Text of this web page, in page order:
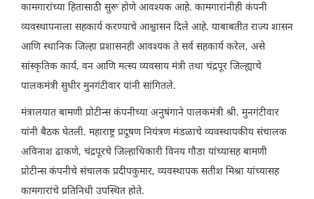
कामगारांच्या हितासाठी सुरू होणे आवश्यक आहे. कामगारांनीही कंपनी
व्यवस्थापनाला सहकार्य करण्याचे आश्वासन दिले आहे. याबाबतीत राज्य शासन
आणि स्थानिक जिल्हा प्रशासनही आवश्यक ते सर्व सहकार्य करेल, असे
सांस्कृतिक कार्य, वन आणि मत्स्य व्यवसाय मंत्री तथा चंद्रपूर जिल्ह्याचे
पालकमंत्री सुधीर मुनगंटीवार यांनी सांगितले.
मंत्रालयात बामणी प्रोटीन्स कंपनीच्या अनुषंगाने पालकमंत्री श्री. मुनगंटीवार
यांनी बैठक घेतली. महाराष्ट्र प्रदूषण नियंत्रण मंडळाचे व्यवस्थापकीय संचालक
अविनाश ढाकणे, चंद्रपूरचे जिल्हाधिकारी विनय गौडा यांच्यासह बामणी
प्रोटीन्स कंपनीचे संचालक प्रदीपकुमार, व्यवस्थापक सतीश मिश्रा यांच्यासह
कामगारांचे प्रतिनिधी उपस्थित होते.